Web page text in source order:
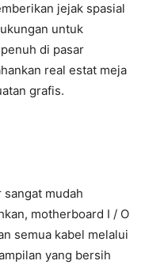
jejak spasial
untuk
di pasar
real estat meja
grafis.
mudah
motherboard I / O
semua kabel melalui
yang bersih